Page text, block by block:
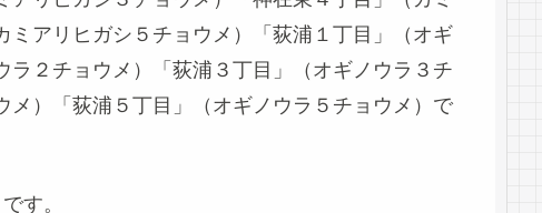
アリヒガシ５チョウメ）「荻浦１丁目」（オギ
２チョウメ）「荻浦３丁目」（オギノウラ３チ
）「荻浦５丁目」（オギノウラ５チョウメ）で
す。